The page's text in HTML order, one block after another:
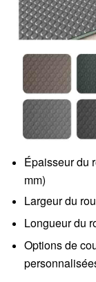
Épaisseur du
mm)
Largeur du
Longueur du
Options de